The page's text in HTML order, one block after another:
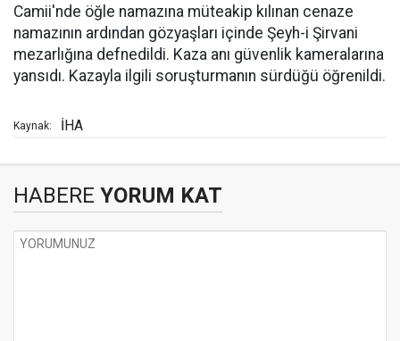
Camii'nde öğle namazına müteakip kılınan cenaze
namazının ardından gözyaşları içinde Şeyh-i Şirvani
mezarlığına defnedildi. Kaza anı güvenlik kameralarına
yansıdı. Kazayla ilgili soruşturmanın sürdüğü öğrenildi.
Kaynak: İHA
HABERE YORUM KAT